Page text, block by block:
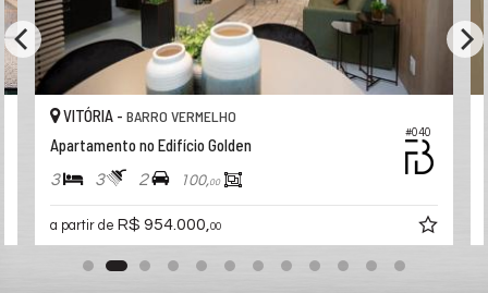
Espaço Gourmet
Portaria 24h
Bicicletário
Câmeras de Segurança
Elevador
Entrada para Banhistas
#040
VITÓRIA - BARRO VERMELHO
Apartamento no Edifício Golden
3 3 2 100,00
a partir de R$ 954.000, 00